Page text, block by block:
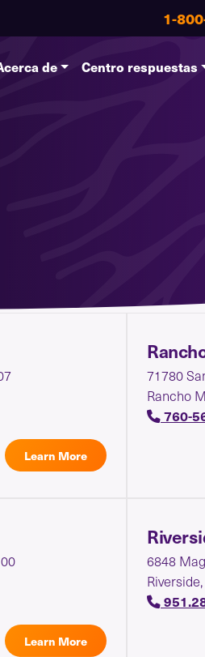
1-
de Centro respuestas
Learn More
71780
Rancho
760-
Learn More
6848